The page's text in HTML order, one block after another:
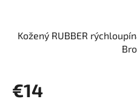
Kožený RUBBER
€14